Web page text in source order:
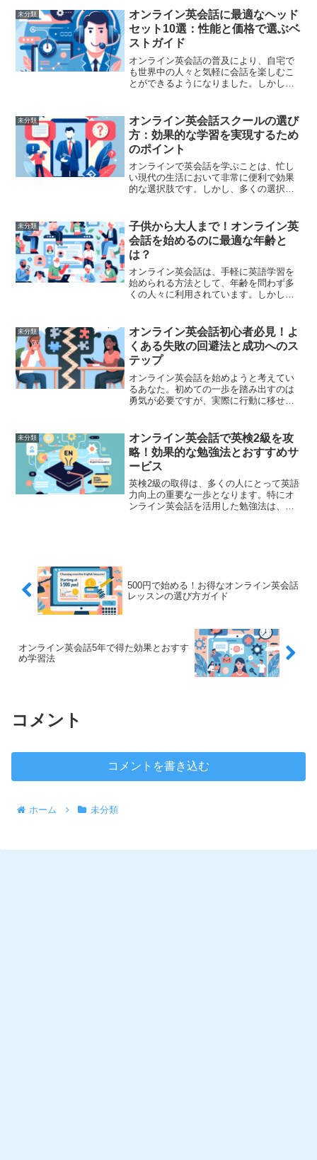
の種類や価格は多種多様で、どれを選ぶ
べきか悩む方も多いのでは...
未分類
オンライン英会話に最適なヘッド
セット10選：性能と価格で選ぶベ
ストガイド
オンライン英会話の普及により、自宅で
も世界中の人々と気軽に会話を楽しむこ
とができるようになりました。しかし、
ん。ヘッドセット選びは音質、マイク性
能、装着感から決める必要が...
未分類
オンライン英会話スクールの選び
方：効果的な学習を実現するため
のポイント
オンラインで英会話を学ぶことは、忙し
い現代の生活において非常に便利で効果
的な選択肢です。しかし、多くの選択肢
せん。この記事では、効果的な学習を実
現するために考慮すべき重...
未分類
子供から大人まで！オンライン英
会話を始めるのに最適な年齢と
は？
オンライン英会話は、手軽に英語学習を
始められる方法として、年齢を問わず多
くの人々に利用されています。しかし、
記事では、子供から大人までを対象に、
オンライン英会話を始める...
未分類
オンライン英会話初心者必見！よ
くある失敗の回避法と成功へのス
テップ
オンライン英会話を始めようと考えてい
るあなた。初めての一歩を踏み出すのは
勇気が必要ですが、実際に行動に移せば
に防ぎ、効率よく学習を進めるための方
法を知っておくことも重要...
未分類
オンライン英会話で英検2級を攻
略！効果的な勉強法とおすすめサ
ービス
英検2級の取得は、多くの人にとって英語
力向上の重要な一歩となります。特にオ
ンライン英会話を活用した勉強法は、自
500円で始める！お得なオンライン英会話
レッスンの選び方ガイド
オンライン英会話5年で得た効果とおすす
め学習法
コメント
コメントを書き込む
ホーム 未分類